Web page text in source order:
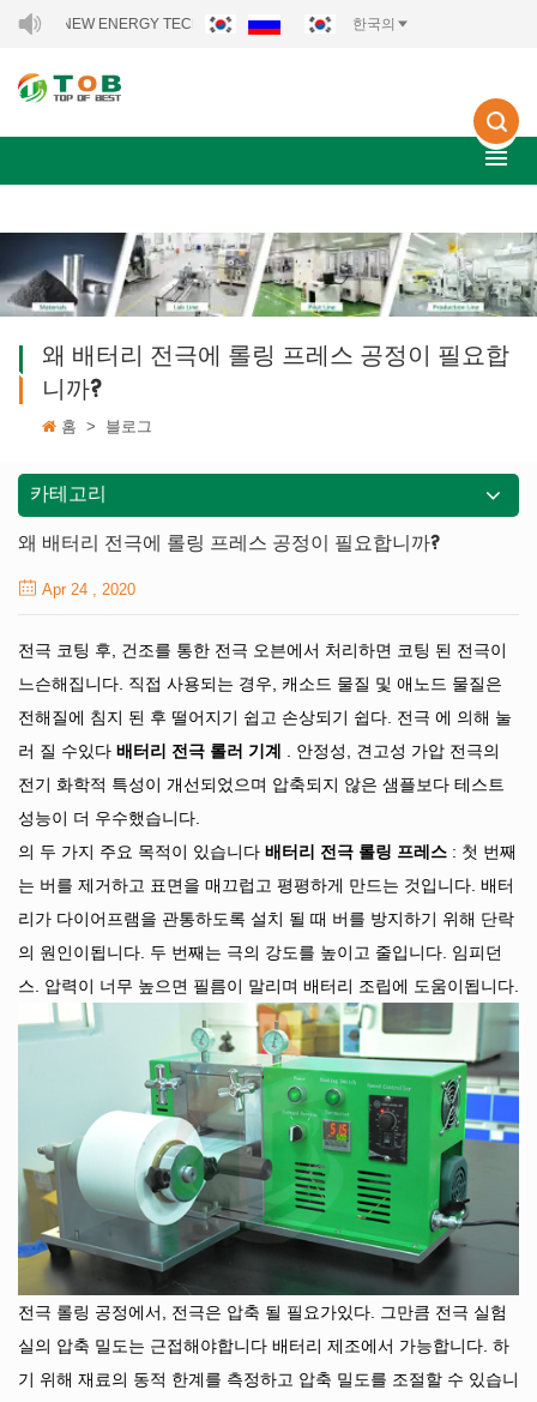
NEW ENERGY TECHNOLOGY CO., LTD.. 한국의
왜 배터리 전극에 롤링 프레스 공정이 필요합
니까?
홈 > 블로그
카테고리
왜 배터리 전극에 롤링 프레스 공정이 필요합니까?
Apr 24 , 2020
전극 코팅 후, 건조를 통한 전극 오븐에서 처리하면 코팅 된 전극이
느슨해집니다. 직접 사용되는 경우, 캐소드 물질 및 애노드 물질은
전해질에 침지 된 후 떨어지기 쉽고 손상되기 쉽다. 전극 에 의해 눌
러 질 수있다 배터리 전극 롤러 기계 . 안정성, 견고성 가압 전극의
전기 화학적 특성이 개선되었으며 압축되지 않은 샘플보다 테스트
성능이 더 우수했습니다.
의 두 가지 주요 목적이 있습니다 배터리 전극 롤링 프레스 : 첫 번째
는 버를 제거하고 표면을 매끄럽고 평평하게 만드는 것입니다. 배터
리가 다이어프램을 관통하도록 설치 될 때 버를 방지하기 위해 단락
의 원인이됩니다. 두 번째는 극의 강도를 높이고 줄입니다. 임피던
스. 압력이 너무 높으면 필름이 말리며 배터리 조립에 도움이됩니다.
전극 롤링 공정에서, 전극은 압축 될 필요가있다. 그만큼 전극 실험
실의 압축 밀도는 근접해야합니다 배터리 제조에서 가능합니다. 하
기 위해 재료의 동적 한계를 측정하고 압축 밀도를 조절할 수 있습니